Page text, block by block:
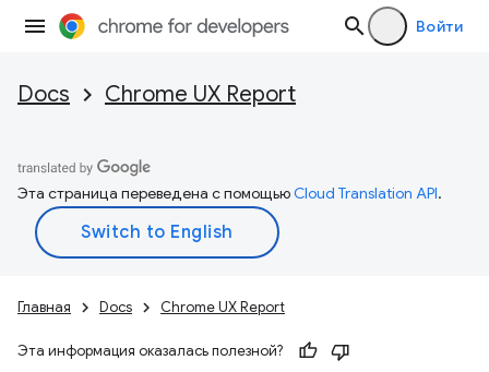
Войти
Docs Chrome UX Report
Эта страница переведена с помощьюCloud Translation API.
Главная Docs Chrome UX Report
Эта информация оказалась полезной?